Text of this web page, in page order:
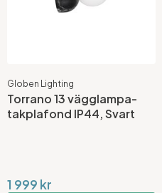
Globen Lighting
Torrano 13 vägglampa-
takplafond IP44, Svart
1 999 kr